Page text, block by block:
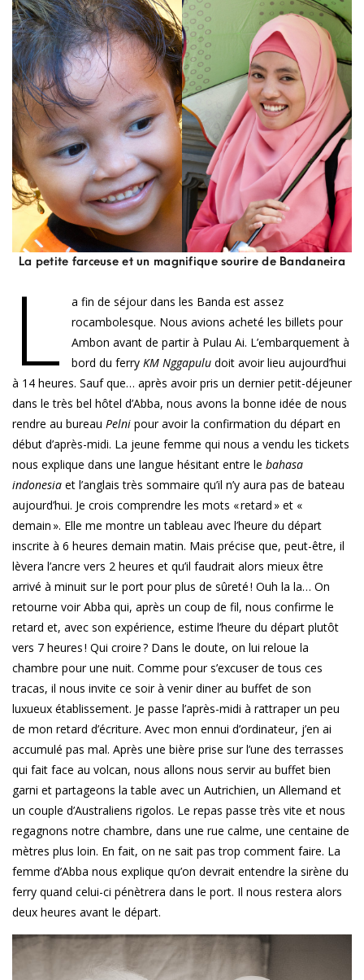
La petite farceuse et un magnifique sourire de Bandaneira
L
a fin de séjour dans les Banda est assez
rocambolesque. Nous avions acheté les billets pour
Ambon avant de partir à Pulau Ai. L’embarquement à
bord du ferry KM Nggapuludoit avoir lieu aujourd’hui
à 14 heures. Sauf que… après avoir pris un dernier petit-déjeuner
dans le très bel hôtel d’Abba, nous avons la bonne idée de nous
rendre au bureau Pelni pour avoir la confirmation du départ en
début d’après-midi. La jeune femme qui nous a vendu les tickets
nous explique dans une langue hésitant entre le bahasa
indonesia et l’anglais très sommaire qu’il n’y aura pas de bateau
aujourd’hui. Je crois comprendre les mots « retard » et «
demain ». Elle me montre un tableau avec l’heure du départ
inscrite à 6 heures demain matin. Mais précise que, peut-être, il
lèvera l’ancre vers 2 heures et qu’il faudrait alors mieux être
arrivé à minuit sur le port pour plus de sûreté ! Ouh la la… On
retourne voir Abba qui, après un coup de fil, nous confirme le
retard et, avec son expérience, estime l’heure du départ plutôt
vers 7 heures ! Qui croire ? Dans le doute, on lui reloue la
chambre pour une nuit. Comme pour s’excuser de tous ces
tracas, il nous invite ce soir à venir diner au buffet de son
luxueux établissement. Je passe l’après-midi à rattraper un peu
de mon retard d’écriture. Avec mon ennui d’ordinateur, j’en ai
accumulé pas mal. Après une bière prise sur l’une des terrasses
qui fait face au volcan, nous allons nous servir au buffet bien
garni et partageons la table avec un Autrichien, un Allemand et
un couple d’Australiens rigolos. Le repas passe très vite et nous
regagnons notre chambre, dans une rue calme, une centaine de
mètres plus loin. En fait, on ne sait pas trop comment faire. La
femme d’Abba nous explique qu’on devrait entendre la sirène du
ferry quand celui-ci pénètrera dans le port. Il nous restera alors
deux heures avant le départ.